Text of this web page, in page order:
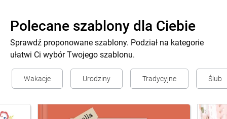
Polecane szablony dla Ciebie
Sprawdź proponowane szablony. Podział na kategorie
ułatwi Ci wybór Twojego szablonu.
Wakacje Urodziny Tradycyjne Ślub